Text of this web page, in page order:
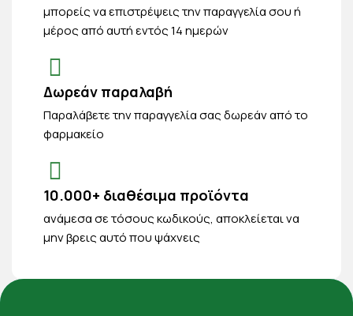
μπορείς να επιστρέψεις την παραγγελία σου ή
μέρος από αυτή εντός 14 ημερών
Δωρεάν παραλαβή
Παραλάβετε την παραγγελία σας δωρεάν από το
φαρμακείο
10.000+ διαθέσιμα προϊόντα
ανάμεσα σε τόσους κωδικούς, αποκλείεται να
μην βρεις αυτό που ψάχνεις